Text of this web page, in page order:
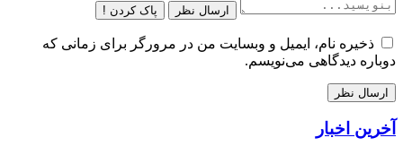
ارسال نظر پاک کردن !
ذخیره نام، ایمیل و وبسایت من در مرورگر برای زمانی که
دوباره دیدگاهی می‌نویسم.
آخرین اخبار